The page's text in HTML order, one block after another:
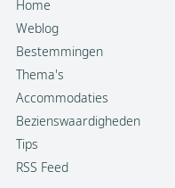
Home
Weblog
Bestemmingen
Thema's
Accommodaties
Bezienswaardigheden
Tips
RSS Feed